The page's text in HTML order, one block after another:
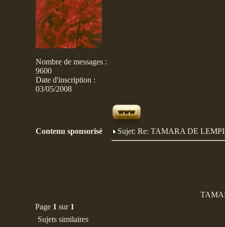
Nombre de messages :
9600
Date d'inscription :
03/05/2008
Contenu sponsorisé Sujet: Re: TAMARA DE
Page 1 sur 1
Sujets similaires